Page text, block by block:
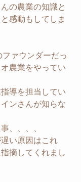
の農業の知識と
感動もしてしま
ァウンダーだっ
農業をやってい
導を担当してい
ンさんが知らな
、、、、
い原因はこれ
摘してくれまし